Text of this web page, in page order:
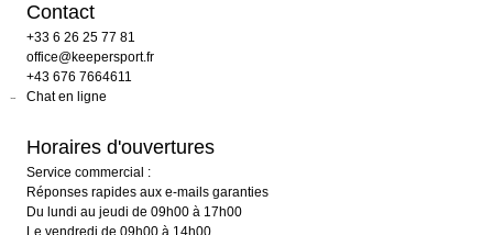
Contact
+33 6 26 25 77 81
office@keepersport.fr
+43 676 7664611
Chat en ligne
Horaires d'ouvertures
Service commercial :
Réponses rapides aux e-mails garanties
Du lundi au jeudi de 09h00 à 17h00
Le vendredi de 09h00 à 14h00